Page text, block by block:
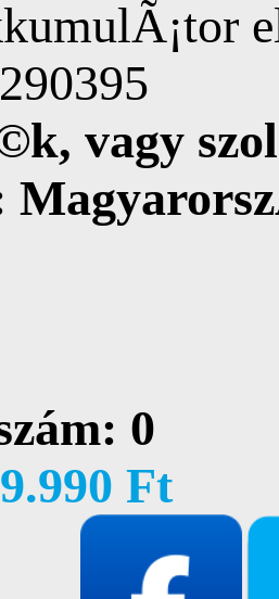
vagy
0
Ft